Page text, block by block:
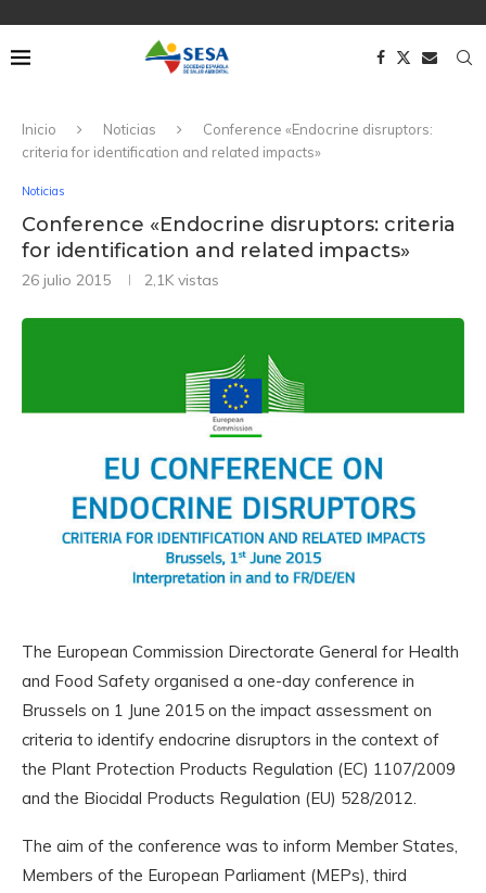
Inicio Noticias
Conference «Endocrine disruptors:
criteria for identification and related impacts»
Noticias
Conference «Endocrine disruptors: criteria
for identification and related impacts»
26 julio 2015 2,1K vistas
The European Commission Directorate General for Health
and Food Safety organised a one-day conference in
Brussels on 1 June 2015 on the impact assessment on
criteria to identify endocrine disruptors in the context of
the Plant Protection Products Regulation (EC) 1107/2009
and the Biocidal Products Regulation (EU) 528/2012.
The aim of the conference was to inform Member States,
Members of the European Parliament (MEPs), third